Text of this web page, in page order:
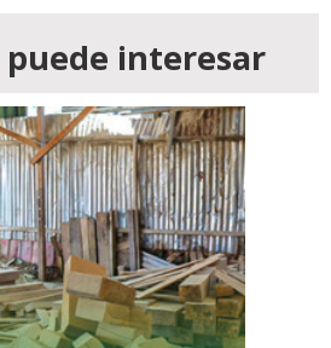
interesar